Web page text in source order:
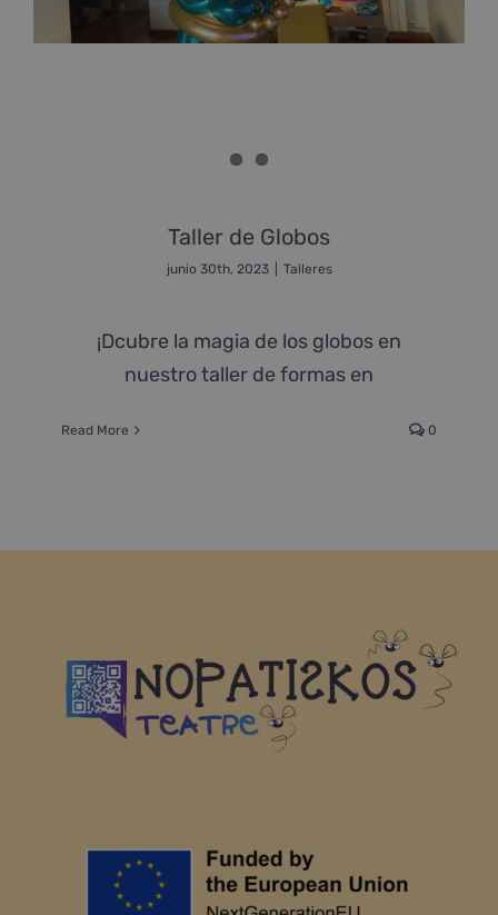
Taller de Globos
junio 30th, 2023 Talleres
¡Dcubre la magia de los globos en
nuestro taller de formas en
Read More 0